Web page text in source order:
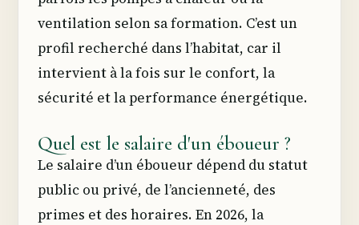
ventilation selon sa formation. C’est un
profil recherché dans l’habitat, car il
intervient à la fois sur le confort, la
sécurité et la performance énergétique.
Quel est le salaire d'un éboueur ?
Le salaire d’un éboueur dépend du statut
public ou privé, de l’ancienneté, des
primes et des horaires. En 2026, la